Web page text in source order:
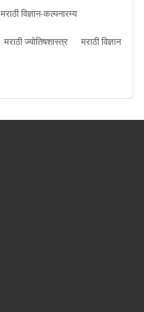
मराठी विज्ञान-कल्पनारम्य
मराठी ज्योतिषशास्त्र
मराठी विज्ञान